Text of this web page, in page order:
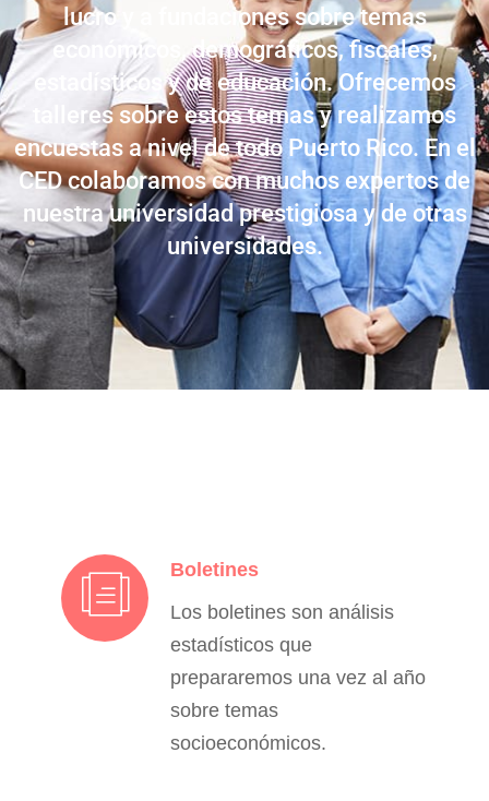
lucro y a fundaciones sobre temas
económicos, demográficos, fiscales,
estadísticos y de educación. Ofrecemos
talleres sobre estos temas y realizamos
encuestas a nivel de todo Puerto Rico. En el
CED colaboramos con muchos expertos de
nuestra universidad prestigiosa y de otras
universidades.
Boletines
Los boletines son análisis
estadísticos que
prepararemos una vez al año
sobre temas
socioeconómicos.